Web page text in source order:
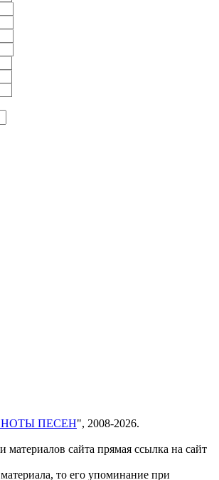
НОТЫ ПЕСЕН", 2008-2026.
материалов сайта прямая ссылка на сайт
то его упоминание при